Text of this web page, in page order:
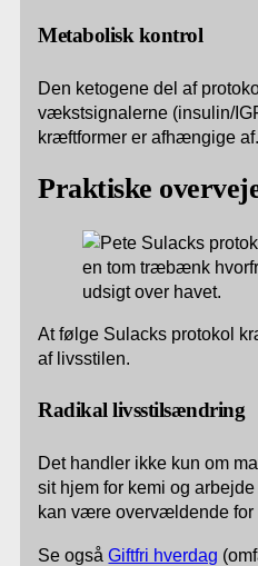
Metabolisk kontrol
Den ketogene del af
vækstsignalerne (insulin/
kræftformer er afhængige
Praktiske
At følge Sulacks protokol
af livsstilen.
Radikal livsstilsændring
Det handler ikke kun om
sit hjem for kemi og
kan være overvældende for
Se ogsåGiftfri hverdag